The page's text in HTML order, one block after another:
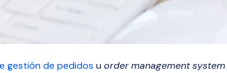
gestión de pedidos u ordermanagementsystem